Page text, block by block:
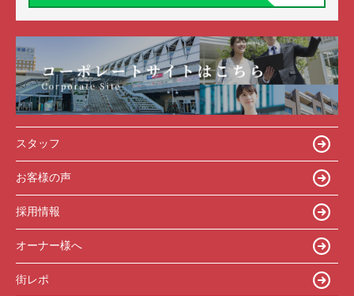
スタッフ
お客様の声
採用情報
オーナー様へ
街レポ